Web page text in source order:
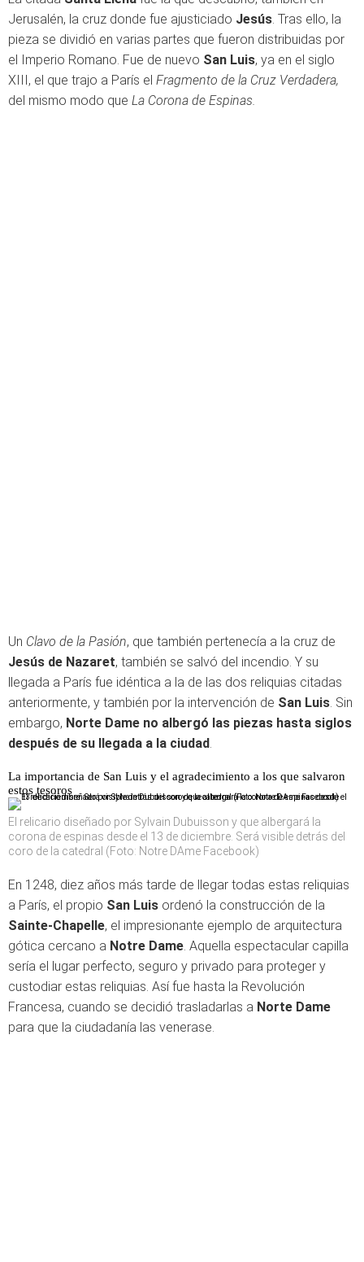
Jerusalén, la cruz donde fue ajusticiado Jesús. Tras ello, la
pieza se dividió en varias partes que fueron distribuidas por
el Imperio Romano. Fue de nuevo San Luis, ya en el siglo
XIII, el que trajo a París el Fragmento de la Cruz Verdadera,
del mismo modo que La Corona de Espinas.
Un Clavo de la Pasión, que también pertenecía a la cruz de
Jesús de Nazaret, también se salvó del incendio. Y su
llegada a París fue idéntica a la de las dos reliquias citadas
anteriormente, y también por la intervención de San Luis. Sin
embargo, Norte Dame no albergó las piezas hasta siglos
después de su llegada a la ciudad.
La importancia de San Luis y el agradecimiento a los que salvaron
estos tesoros
El relicario diseñado por Sylvain Dubuisson y que albergará la
corona de espinas desde el 13 de diciembre. Será visible detrás del
coro de la catedral (Foto: Notre DAme Facebook)
En 1248, diez años más tarde de llegar todas estas reliquias
a París, el propio San Luis ordenó la construcción de la
Sainte-Chapelle, el impresionante ejemplo de arquitectura
gótica cercano a Notre Dame. Aquella espectacular capilla
sería el lugar perfecto, seguro y privado para proteger y
custodiar estas reliquias. Así fue hasta la Revolución
Francesa, cuando se decidió trasladarlas a Norte Dame
para que la ciudadanía las venerase.